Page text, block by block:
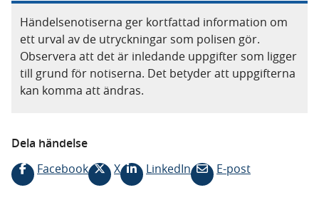
Händelsenotiserna ger kortfattad information om
ett urval av de utryckningar som polisen gör.
Observera att det är inledande uppgifter som ligger
till grund för notiserna. Det betyder att uppgifterna
kan komma att ändras.
Dela händelse
Facebook
X LinkedIn E-post